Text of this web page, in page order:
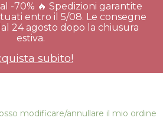
-70% 🔥 Spedizioni garantite
entro il 5/08. Le consegne
24 agosto dopo la chiusura
estiva.
subito!
modificare/annullare il mio ordine